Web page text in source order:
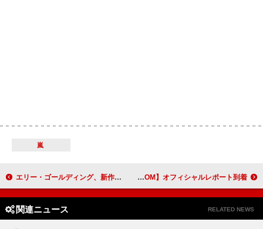
嵐
エリー・ゴールディング、新作アルバム『I Know Too Much』9/4日リリース決定＆シングル「Black Prada Dress」配信開始 goethe、ワンマンライブ【goethe Live at LIQUIDROOM】オフィシャルレポート到着
関連ニュース RELATED NEWS